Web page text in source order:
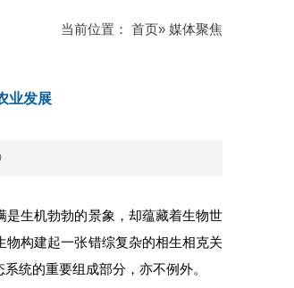
当前位置： 首页» 媒体聚焦
业发展
生机勃勃的景象，却蕴藏着生物世
构建起一张错综复杂的相生相克关
统的重要组成部分，亦不例外。